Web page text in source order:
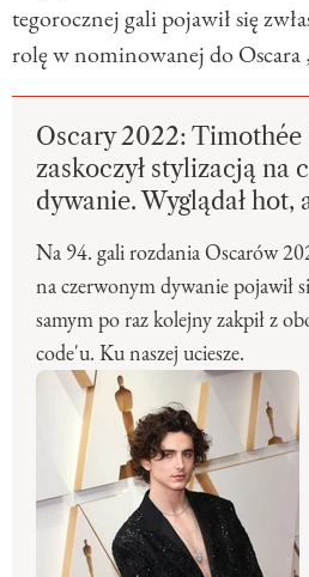
tegorocznej gali pojawił się
rolę w nominowanej do
Oscary 2022:
zaskoczył stylizacją na
dywanie. Wyglądał hot,
Na 94. gali rozdania Oscarów
na czerwonym dywanie pojawił
samym po raz kolejny zakpił z
code'u. Ku naszej uciesze.